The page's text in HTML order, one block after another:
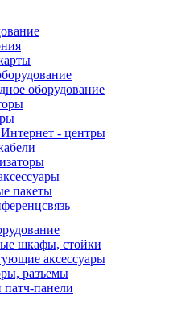
оборудование
- центры
пакеты
шкафы, стойки
аксессуары
разъемы
патч-панели